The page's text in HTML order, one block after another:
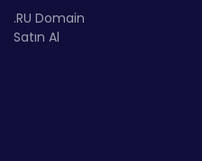
.RU Domain
Satın Al